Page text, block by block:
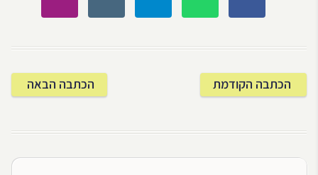
הכתבה הקודמת הכתבה הבאה